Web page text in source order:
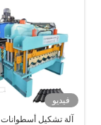
فيديو